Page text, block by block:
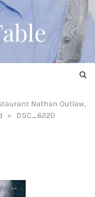
Nathan Outlaw,
» DSC_6220